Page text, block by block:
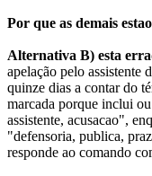
Por que as demais
Alternativa B) esta
apelação pelo assistente
quinze dias a contar do
marcada porque inclui
assistente, acusacao",
"defensoria, publica,
responde ao comando